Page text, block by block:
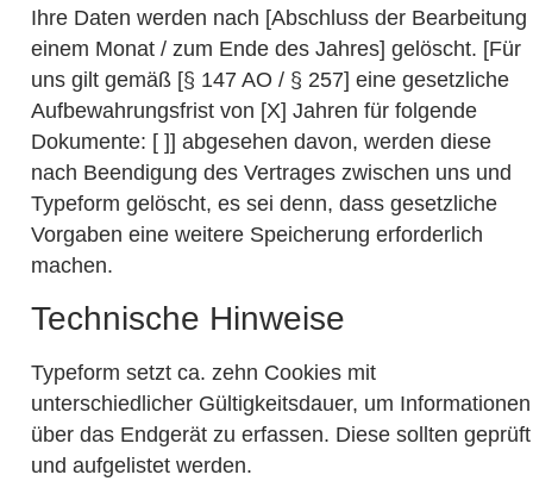
Ihre Daten werden nach [Abschluss der Bearbeitung
einem Monat / zum Ende des Jahres] gelöscht. [Für
uns gilt gemäß [§ 147 AO / § 257] eine gesetzliche
Aufbewahrungsfrist von [X] Jahren für folgende
Dokumente: [ ]] abgesehen davon, werden diese
nach Beendigung des Vertrages zwischen uns und
Typeform gelöscht, es sei denn, dass gesetzliche
Vorgaben eine weitere Speicherung erforderlich
machen.
Technische Hinweise
Typeform setzt ca. zehn Cookies mit
unterschiedlicher Gültigkeitsdauer, um Informationen
über das Endgerät zu erfassen. Diese sollten geprüft
und aufgelistet werden.